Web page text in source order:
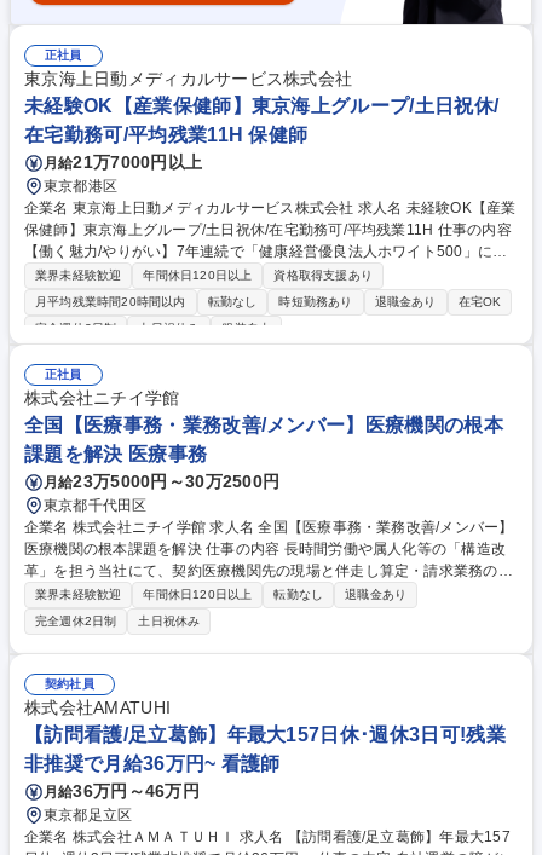
正社員
東京海上日動メディカルサービス株式会社
未経験OK【産業保健師】東京海上グループ/土日祝休/
在宅勤務可/平均残業11H 保健師
月給21万7000円以上
東京都港区
企業名 東京海上日動メディカルサービス株式会社 求人名 未経験OK【産業
保健師】東京海上グループ/土日祝休/在宅勤務可/平均残業11H 仕事の内容
【働く魅力/やりがい】7年連続で「健康経営優良法人ホワイト500」に認
定される当社にて、メンタルヘルスサポート、電話医療健康相談サービ
ス、医療安全サービスなど、多彩なサービスを取り揃えています。 「豊か
で心地よく、健康な社会生活の実現と経済の発展」をビジョンに企業・健
する当社。保健師として顧客企業の産業保健業務をお任せします。 【業務
具体例】■お客様の健康管理業務■お客様の健康管理体制づくりに関するコ
ンサルテーション■弊社システムを利用し、健康管理データを活用した保
健指導■健康増進関連のコンテンツ作成・セミナー講師 募集職種 未経験O
K【産業保健師】東京海上グループ/土日祝休/在宅勤務可/平均残業11H
業界未経験歓迎 年間休日120日以上
資格取得支援あり
月平均残業時間20時間以内
転勤なし 時短勤務あり 退職金あり
在宅OK
完全週休2日制
土日祝休み 服装自由
正社員
株式会社ニチイ学館
全国【医療事務・業務改善/メンバー】医療機関の根本
課題を解決 医療事務
月給23万5000円～30万2500円
東京都千代田区
企業名 株式会社ニチイ学館 求人名 全国【医療事務・業務改善/メンバー】
医療機関の根本課題を解決 仕事の内容 長時間労働や属人化等の「構造改
革」を担う当社にて、契約医療機関先の現場と伴走し算定・請求業務の安
定化と業務改善をお任せします。実務支援だけでなく支援終了後も現場が
自走できる仕組み作りがミッションです 【実務支援・課題抽出】■現場ス
タッフの一員としての算定・請求実務の遂行■実務を通じて、業務遅延の
解消や算定精度の向上に貢献■業務実態・ボトルネックである課題の把握■
請求業務（算定業務、受付業務）【運用整理・自走の支援】■本部指示の
もと属人化している業務プロセスの整理・可視化を推進■簡易的なルール
化や手順書の作成■ユーザー先のスタッフが、自分たちだけで安定して運
用を継続できる状態の構築 募集職種 全国【医療事務・業務改善/メンバ
ー】医療機関の根本課題を解決
業界未経験歓迎 年間休日120日以上 転勤なし
退職金あり
完全週休2日制
土日祝休み
契約社員
株式会社AMATUHI
【訪問看護/足立葛飾】年最大157日休･週休3日可!残業
非推奨で月給36万円~ 看護師
月給36万円～46万円
東京都足立区
企業名 株式会社ＡＭＡＴＵＨＩ 求人名 【訪問看護/足立葛飾】年最大157